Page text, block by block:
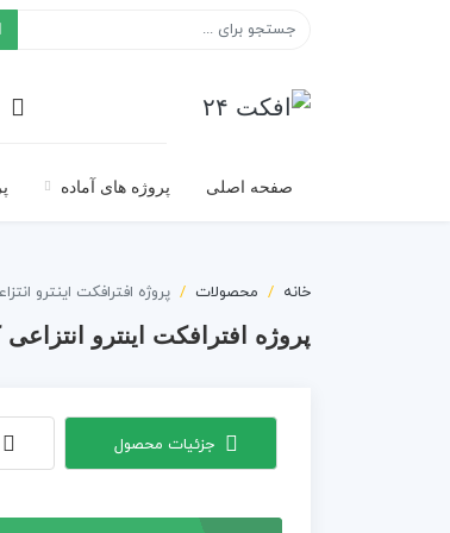
صفحه اصلی پروژه های آماده
خانه محصولات پروژه افترافکت اینترو
پروژه افترافکت اینترو
جزئیات محصول